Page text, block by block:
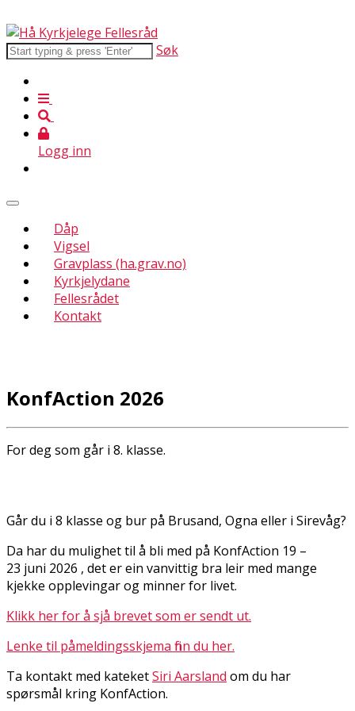
Søk
Logg inn
Dåp
Vigsel
Gravplass (ha.grav.no)
Kyrkjelydane
Fellesrådet
Kontakt
KonfAction 2026
For deg som går i 8. klasse.
Går du i 8 klasse og bur på Brusand, Ogna eller i Sirevåg?
Da har du mulighet til å bli med på KonfAction 19 –
23 juni 2026 , det er ein vanvittig bra leir med mange
kjekke opplevingar og minner for livet.
Klikk her for å sjå brevet som er sendt ut.
Lenke til påmeldingsskjema finn du her.
Ta kontakt med kateketSiri Aarsland om du har
spørsmål kring KonfAction.